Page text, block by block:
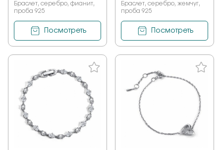
Браслет, серебро, фианит,
проба 925
Посмотреть
Браслет, серебро, жемчуг,
проба 925
Посмотреть